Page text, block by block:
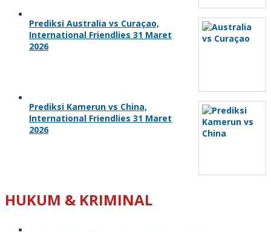
Prediksi Australia vs Curaçao,
International Friendlies 31 Maret
2026
Prediksi Kamerun vs China,
International Friendlies 31 Maret
2026
HUKUM & KRIMINAL